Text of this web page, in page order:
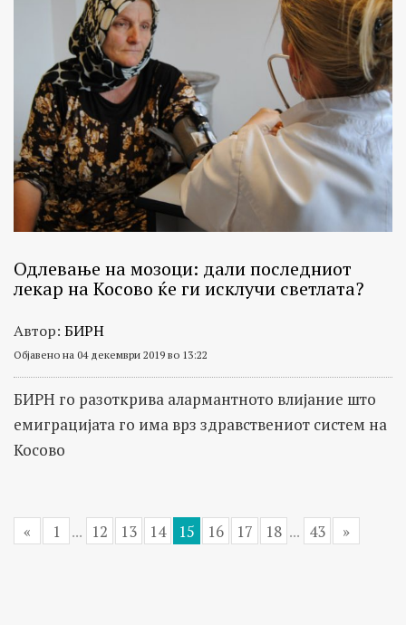
Одлевање на мозоци: дали последниот
лекар на Косово ќе ги исклучи светлата?
Автор: БИРН
Објавено на 04 декември 2019 во 13:22
БИРН го разоткрива алармантното влијание што
емиграцијата го има врз здравствениот систем на
Косово
« 1 ... 12 13 14 15 16 17 18 ... 43 »